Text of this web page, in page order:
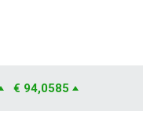
€ 94,0585